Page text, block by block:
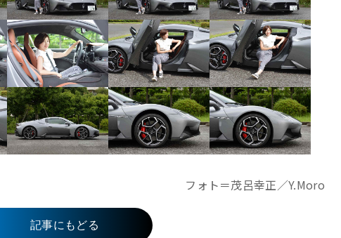
フォト＝茂呂幸正／Y.Moro
記事にもどる